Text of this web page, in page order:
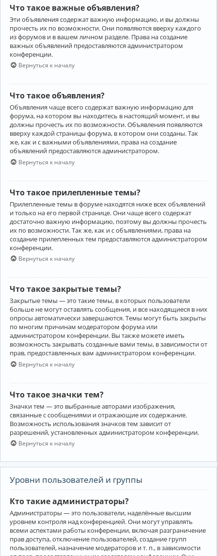
Что такое важные объявления?
Эти объявления содержат важную информацию, и вы должны
прочесть их по возможности. Они появляются вверху каждого
из форумов и в вашем личном разделе. Права на создание
важных объявлений предоставляются администратором
конференции.
Вернуться к началу
Что такое объявления?
Объявления чаще всего содержат важную информацию для
форума, на котором вы находитесь в настоящий момент, и вы
должны прочесть их по возможности. Объявления появляются
вверху каждой страницы форума, в котором они созданы. Так
же, как и с важными объявлениями, права на создание
объявлений предоставляются администратором.
Вернуться к началу
Что такое прилепленные темы?
Прилепленные темы в форуме находятся ниже всех объявлений
и только на его первой странице. Они чаще всего содержат
достаточно важную информацию, поэтому вы должны прочесть
их по возможности. Так же, как и с объявлениями, права на
создание прилепленных тем предоставляются администратором
конференции.
Вернуться к началу
Что такое закрытые темы?
Закрытые темы — это такие темы, в которых пользователи
больше не могут оставлять сообщения, и все находящиеся в них
опросы автоматически завершаются. Темы могут быть закрыты
по многим причинам модератором форума или
администратором конференции. Вы также можете иметь
возможность закрывать созданные вами темы, в зависимости от
прав, предоставленных вам администратором конференции.
Вернуться к началу
Что такое значки тем?
Значки тем — это выбранные авторами изображения,
связанные с сообщениями и отражающие их содержание.
Возможность использования значков тем зависит от
разрешений, установленных администратором конференции.
Вернуться к началу
Уровни пользователей и группы
Кто такие администраторы?
Администраторы — это пользователи, наделённые высшим
уровнем контроля над конференцией. Они могут управлять
всеми аспектами работы конференции, включая разграничение
прав доступа, отключение пользователей, создание групп
пользователей, назначение модераторов и т. п., в зависимости